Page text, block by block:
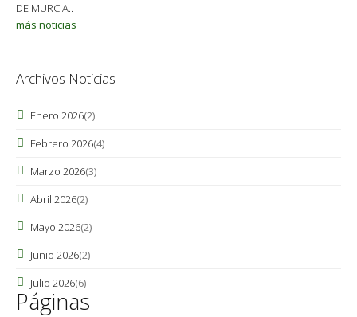
DE MURCIA..
más noticias
Archivos Noticias
Enero 2026(2)
Febrero 2026(4)
Marzo 2026(3)
Abril 2026(2)
Mayo 2026(2)
Junio 2026(2)
Julio 2026(6)
Páginas